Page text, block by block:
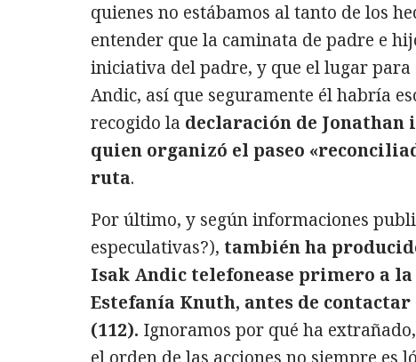
quienes no estábamos al tanto de los
entender que la caminata de padre e
iniciativa del padre, y que el lugar
Andic, así que seguramente él habría
recogido la declaración de Jonathan
quien organizó el paseo
ruta.
Por último, y según informaciones
especulativas?), también ha
Isak Andic telefonease primero a
Estefanía Knuth, antes de
(112). Ignoramos por qué ha
el orden de las acciones no siempre es